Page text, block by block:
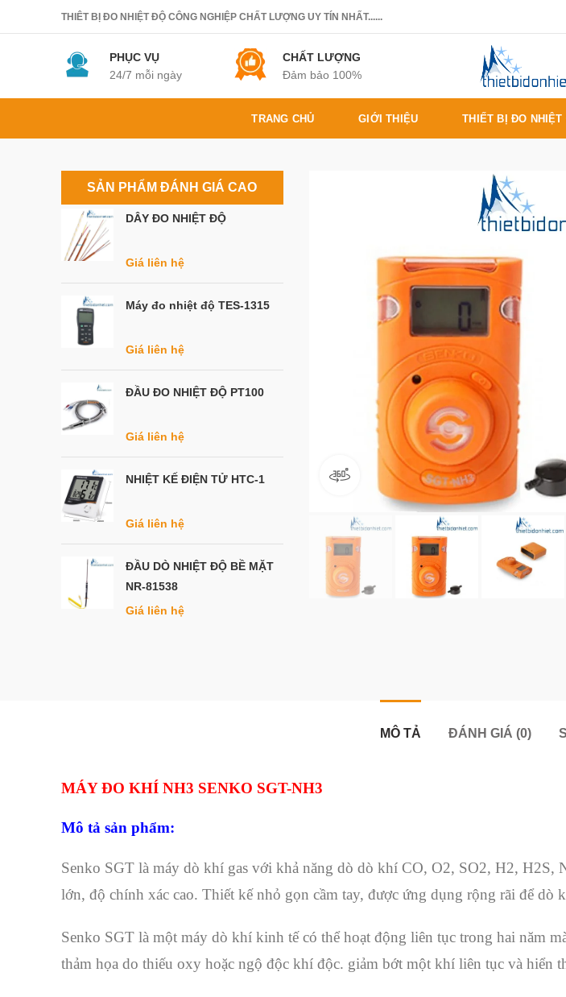
THIÊT BỊ ĐO NHIỆT ĐỘ CÔNG NGHIỆP CHẤT LƯỢNG UY TÍN NHẤT......
PHỤC VỤ
24/7 mỗi ngày
CHẤT LƯỢNG
Đảm bảo 100%
TRANG CHỦ GIỚI THIỆU THIẾT BỊ ĐO NHIỆT
360 product view
SẢN PHẨM ĐÁNH GIÁ CAO
DÂY ĐO NHIỆT ĐỘ
Giá liên hệ
Máy đo nhiệt độ TES-1315
Giá liên hệ
ĐẦU ĐO NHIỆT ĐỘ PT100
Giá liên hệ
NHIỆT KẾ ĐIỆN TỬ HTC-1
Giá liên hệ
ĐẦU DÒ NHIỆT ĐỘ BỀ MẶT
NR-81538
Giá liên hệ
MÔ TẢ ĐÁNH GIÁ (0)
MÁY ĐO KHÍ NH3 SENKO SGT-NH3
Mô tả sản phẩm:
Senko SGT là máy dò khí gas với khả năng dò dò khí CO, O2, SO2, H2,
lớn, độ chính xác cao. Thiết kế nhỏ gọn cầm tay, được ứng dụng rộng rãi để dò
Senko SGT là một máy dò khí kinh tế có thể hoạt động liên tục trong hai năm
thảm họa do thiếu oxy hoặc ngộ độc khí độc. giảm bớt một khí liên tục và hiển